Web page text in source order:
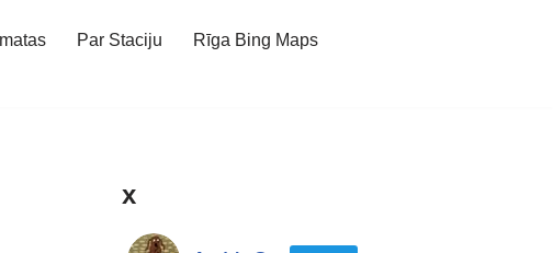
Par Staciju
Rīga Bing Maps
x